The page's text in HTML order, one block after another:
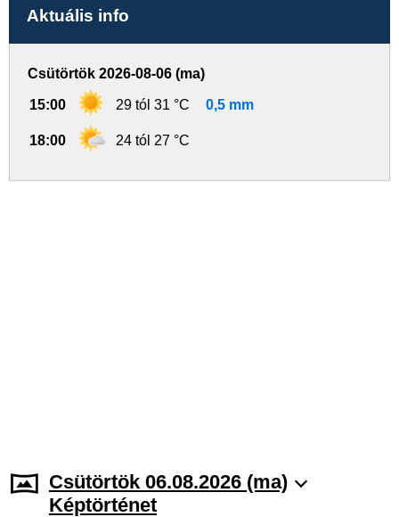
Aktuális info
Csütörtök 2026-08-06 (ma)
15:00 29 tól 31 °C 0,5 mm
18:00 24 tól 27 °C
Csütörtök 06.08.2026 (ma)
Képtörténet